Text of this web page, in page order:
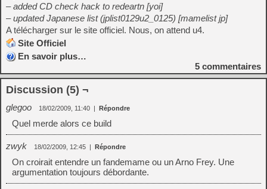
– added CD check hack to redeartn [yoi]
– updated Japanese list (jplist0129u2_0125) [mamelist jp]
A télécharger sur le site officiel. Nous, on attend u4.
Site Officiel
En savoir plus…
5 commentaires
Discussion (5) ¬
glegoo 18/02/2009, 11:40 | Répondre
Quel merde alors ce build
zwyk 18/02/2009, 12:45 | Répondre
On croirait entendre un fandemame ou un Arno Frey. Une
argumentation toujours débordante.